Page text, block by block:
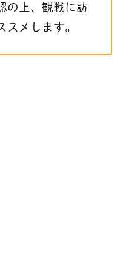
の上、観戦に訪
スメします。